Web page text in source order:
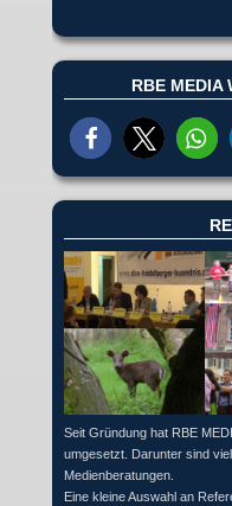
RBE MEDIA
Seit Gründung hat RBE
umgesetzt. Darunter sind
Medienberatungen.
Eine kleine Auswahl an